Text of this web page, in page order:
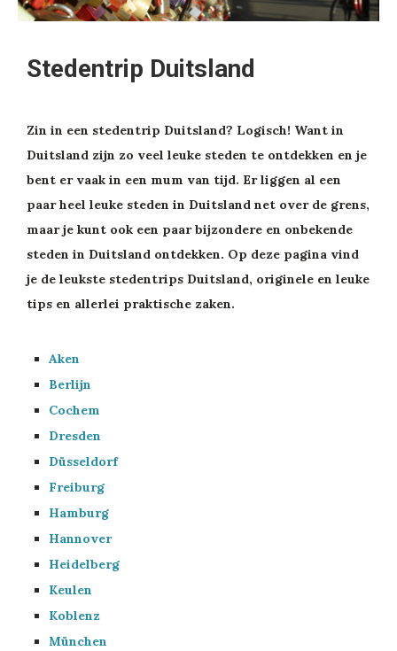
Stedentrip Duitsland
Zin in een stedentrip Duitsland? Logisch! Want in
Duitsland zijn zo veel leuke steden te ontdekken en je
bent er vaak in een mum van tijd. Er liggen al een
paar heel leuke steden in Duitsland net over de grens,
maar je kunt ook een paar bijzondere en onbekende
steden in Duitsland ontdekken. Op deze pagina vind
je de leukste stedentrips Duitsland, originele en leuke
tips en allerlei praktische zaken.
Aken
Berlijn
Cochem
Dresden
Düsseldorf
Freiburg
Hamburg
Hannover
Heidelberg
Keulen
Koblenz
München